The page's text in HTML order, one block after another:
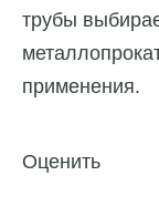
трубы
применения.
Оценить